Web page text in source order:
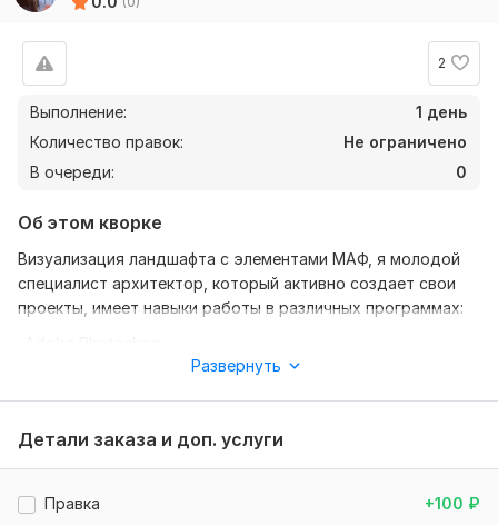
2
Выполнение:
1 день
Количество правок:
Не ограничено
В очереди:
0
Об этом кворке
Визуализация ландшафта с элементами МАФ, я молодой
специалист архитектор, который активно создает свои
проекты, имеет навыки работы в различных программах:
-SketchUP
Развернуть
Детали заказа и доп. услуги
Правка +100 ₽